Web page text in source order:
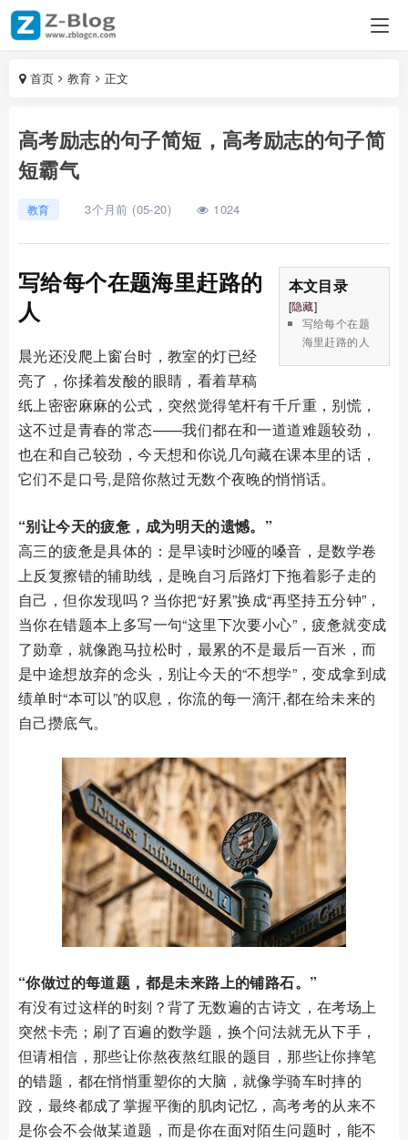
首页 教育 正文
高考励志的句子简短，高考励志的句子简
短霸气
教育 3个月前 (05-20) 1024
本文目录
[隐藏]
写给每个在题
海里赶路的人
写给每个在题海里赶路的
人
晨光还没爬上窗台时，教室的灯已经
亮了，你揉着发酸的眼睛，看着草稿
纸上密密麻麻的公式，突然觉得笔杆有千斤重，别慌，
这不过是青春的常态——我们都在和一道道难题较劲，
也在和自己较劲，今天想和你说几句藏在课本里的话，
它们不是口号,是陪你熬过无数个夜晚的悄悄话。
“别让今天的疲惫，成为明天的遗憾。”
高三的疲惫是具体的：是早读时沙哑的嗓音，是数学卷
上反复擦错的辅助线，是晚自习后路灯下拖着影子走的
自己，但你发现吗？当你把“好累”换成“再坚持五分钟”，
当你在错题本上多写一句“这里下次要小心”，疲惫就变成
了勋章，就像跑马拉松时，最累的不是最后一百米，而
是中途想放弃的念头，别让今天的“不想学”，变成拿到成
绩单时“本可以”的叹息，你流的每一滴汗,都在给未来的
自己攒底气。
“你做过的每道题，都是未来路上的铺路石。”
有没有过这样的时刻？背了无数遍的古诗文，在考场上
突然卡壳；刷了百遍的数学题，换个问法就无从下手，
但请相信，那些让你熬夜熬红眼的题目，那些让你摔笔
的错题，都在悄悄重塑你的大脑，就像学骑车时摔的
跤，最终都成了掌握平衡的肌肉记忆，高考考的从来不
是你会不会做某道题，而是你在面对陌生问题时，能不